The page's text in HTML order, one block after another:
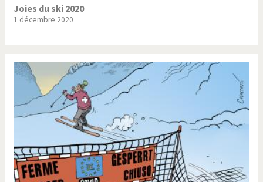
Joies du ski 2020
1 décembre 2020